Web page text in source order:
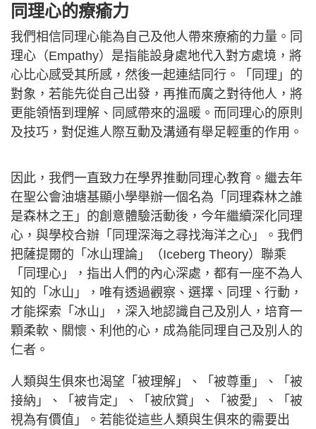
同理心的療瘉力
我們相信同理心能為自己及他人帶來療瘉的力量。同
理心（Empathy）是指能設身處地代入對方處境，將
心比心感受其所感，然後一起連結同行。「同理」的
對象，若能先從自己出發，再推而廣之對待他人，將
更能領悟到理解、同感帶來的溫暖。而同理心的原則
及技巧，對促進人際互動及溝通有舉足輕重的作用。
因此，我們一直致力在學界推動同理心教育。繼去年
在聖公會油塘基顯小學舉辦一個名為「同理森林之誰
是森林之王」的創意體驗活動後，今年繼續深化同理
心，與學校合辦「同理深海之尋找海洋之心」。我們
把薩提爾的「冰山理論」（Iceberg Theory）聯乘
「同理心」，指出人們的內心深處，都有一座不為人
知的「冰山」，唯有透過觀察、選擇、同理、行動，
才能探索「冰山」，深入地認識自己及別人，培育一
顆柔軟、關懷、利他的心，成為能同理自己及別人的
仁者。
人類與生俱來也渴望「被理解」、「被尊重」、「被
接納」、「被肯定」、「被欣賞」、「被愛」、「被
視為有價值」。若能從這些人類與生俱來的需要出